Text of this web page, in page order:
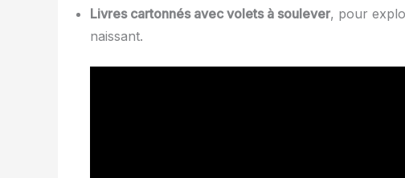
Livres cartonnés avec volets à soulever, pour
naissant.